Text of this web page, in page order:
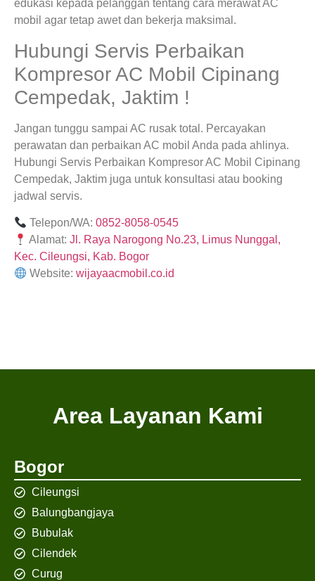
edukasi kepada pelanggan tentang cara merawat AC
mobil agar tetap awet dan bekerja maksimal.
Hubungi Servis Perbaikan
Kompresor AC Mobil Cipinang
Cempedak, Jaktim !
Jangan tunggu sampai AC rusak total. Percayakan
perawatan dan perbaikan AC mobil Anda pada ahlinya.
Hubungi Servis Perbaikan Kompresor AC Mobil Cipinang
Cempedak, Jaktim juga untuk konsultasi atau booking
jadwal servis.
Telepon/WA:0852-8058-0545
Alamat:Jl. Raya Narogong No.23, Limus Nunggal,
Kec. Cileungsi, Kab. Bogor
Website:wijayaacmobil.co.id
Area Layanan Kami
Bogor
Cileungsi
Balungbangjaya
Bubulak
Cilendek
Curug